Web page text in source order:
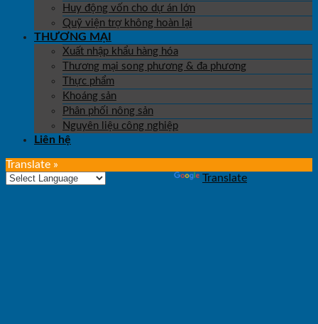
Huy động vốn cho dự án lớn
Quỹ viện trợ không hoàn lại
THƯƠNG MẠI
Xuất nhập khẩu hàng hóa
Thương mại song phương & đa phương
Thực phẩm
Khoáng sản
Phân phối nông sản
Nguyên liệu công nghiệp
Liên hệ
Translate »
Translate